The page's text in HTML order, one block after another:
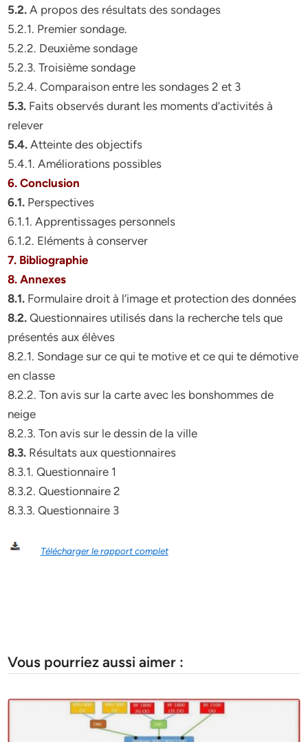
5.2. A propos des résultats des sondages
5.2.1. Premier sondage.
5.2.2. Deuxième sondage
5.2.3. Troisième sondage
5.2.4. Comparaison entre les sondages 2 et 3
5.3. Faits observés durant les moments d’activités à
relever
5.4. Atteinte des objectifs
5.4.1. Améliorations possibles
6. Conclusion
6.1. Perspectives
6.1.1. Apprentissages personnels
6.1.2. Eléments à conserver
7. Bibliographie
8. Annexes
8.1. Formulaire droit à l’image et protection des données
8.2. Questionnaires utilisés dans la recherche tels que
présentés aux élèves
8.2.1. Sondage sur ce qui te motive et ce qui te démotive
en classe
8.2.2. Ton avis sur la carte avec les bonshommes de
neige
8.2.3. Ton avis sur le dessin de la ville
8.3. Résultats aux questionnaires
8.3.1. Questionnaire 1
8.3.2. Questionnaire 2
8.3.3. Questionnaire 3
Télécharger le rapport complet
Vous pourriez aussi aimer :